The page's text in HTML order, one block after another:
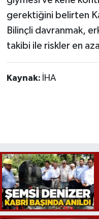
gerektiğini belirten
Bilinçli davranmak,
takibi ile riskler en
Kaynak: İHA